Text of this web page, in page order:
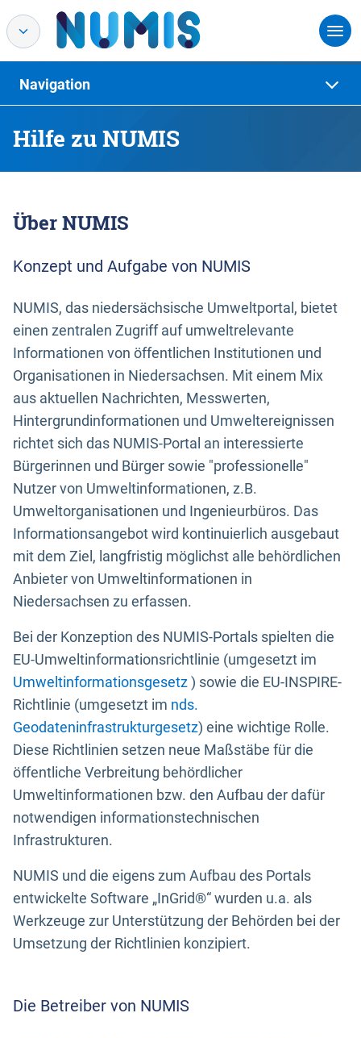
Hilfe zu NUMIS
Navigation
Über NUMIS
Konzept und Aufgabe von NUMIS
NUMIS, das niedersächsische Umweltportal, bietet
einen zentralen Zugriff auf umweltrelevante
Informationen von öffentlichen Institutionen und
Organisationen in Niedersachsen. Mit einem Mix
aus aktuellen Nachrichten, Messwerten,
Hintergrundinformationen und Umweltereignissen
richtet sich das NUMIS-Portal an interessierte
Bürgerinnen und Bürger sowie "professionelle"
Nutzer von Umweltinformationen, z.B.
Umweltorganisationen und Ingenieurbüros. Das
Informationsangebot wird kontinuierlich ausgebaut
mit dem Ziel, langfristig möglichst alle behördlichen
Anbieter von Umweltinformationen in
Niedersachsen zu erfassen.
Bei der Konzeption des NUMIS-Portals spielten die
EU-Umweltinformationsrichtlinie (umgesetzt im
Umweltinformationsgesetz) sowie die EU-INSPIRE-
Richtlinie (umgesetzt im nds.
Geodateninfrastrukturgesetz) eine wichtige Rolle.
Diese Richtlinien setzen neue Maßstäbe für die
öffentliche Verbreitung behördlicher
Umweltinformationen bzw. den Aufbau der dafür
notwendigen informationstechnischen
Infrastrukturen.
NUMIS und die eigens zum Aufbau des Portals
entwickelte Software „InGrid®“ wurden u.a. als
Werkzeuge zur Unterstützung der Behörden bei der
Umsetzung der Richtlinien konzipiert.
Die Betreiber von NUMIS